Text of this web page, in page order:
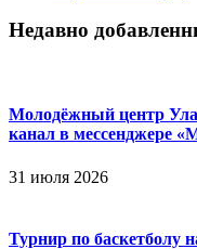
Недавно
Молодёжный центр
канал в мессенджере
31 июля 2026
Турнир по баскетболу